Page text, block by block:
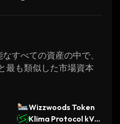
すべての資産の中で、
最も類似した市場資本
Wizzwoods Token
Klima Protocol kVC